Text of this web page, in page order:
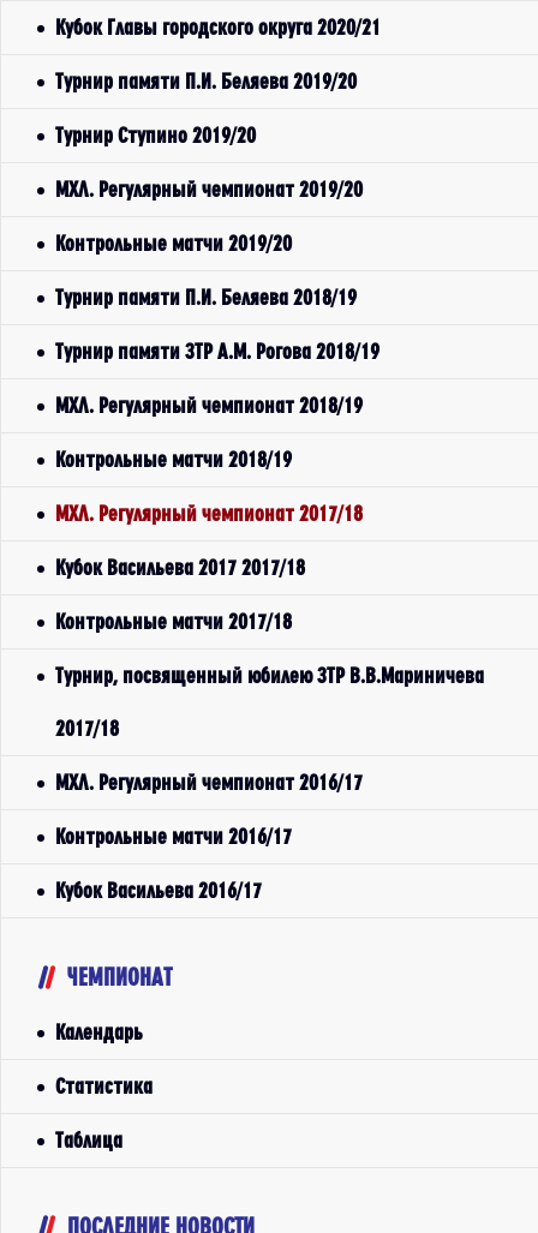
Кубок Главы городского округа 2020/21
Турнир памяти П.И. Беляева 2019/20
Турнир Ступино 2019/20
МХЛ. Регулярный чемпионат 2019/20
Контрольные матчи 2019/20
Турнир памяти П.И. Беляева 2018/19
Турнир памяти ЗТР А.М. Рогова 2018/19
МХЛ. Регулярный чемпионат 2018/19
Контрольные матчи 2018/19
МХЛ. Регулярный чемпионат 2017/18
Кубок Васильева 2017 2017/18
Контрольные матчи 2017/18
Турнир, посвященный юбилею ЗТР В.В.Мариничева
2017/18
МХЛ. Регулярный чемпионат 2016/17
Контрольные матчи 2016/17
Кубок Васильева 2016/17
ЧЕМПИОНАТ
Календарь
Статистика
Таблица
ПОСЛЕДНИЕ НОВОСТИ